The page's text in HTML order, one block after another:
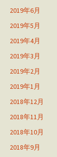
2019年6月
2019年5月
2019年4月
2019年3月
2019年2月
2019年1月
2018年12月
2018年11月
2018年10月
2018年9月